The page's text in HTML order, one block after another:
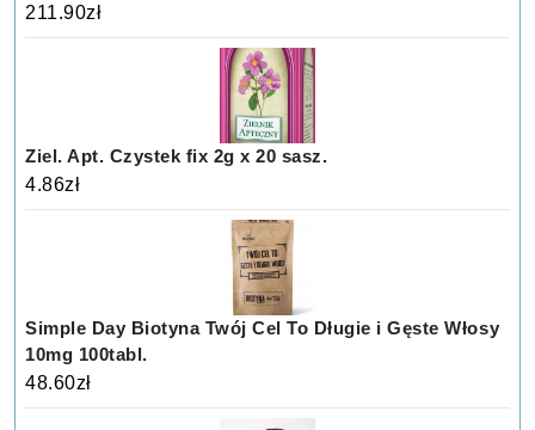
211.90zł
Ziel. Apt. Czystek fix 2g x 20 sasz.
4.86zł
Simple Day Biotyna Twój Cel To Długie i Gęste Włosy
10mg 100tabl.
48.60zł